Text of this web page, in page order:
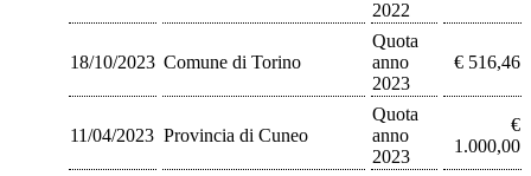
2022
18/10/2023 Comune di Torino
Quota
anno
2023
€ 516,46
11/04/2023 Provincia di Cuneo
Quota
anno
2023
€
1.000,00